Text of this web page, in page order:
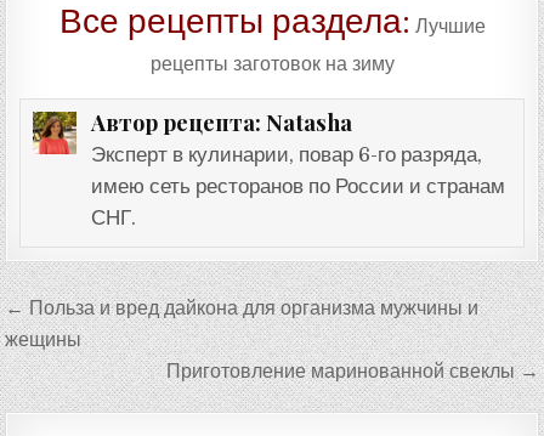
Все рецепты раздела: Лучшие
рецепты заготовок на зиму
Автор рецепта: Natasha
Эксперт в кулинарии, повар 6-го разряда,
имею сеть ресторанов по России и странам
СНГ.
Навигация
по
записям
← Польза и вред дайкона для организма мужчины и
жещины
Приготовление маринованной свеклы →